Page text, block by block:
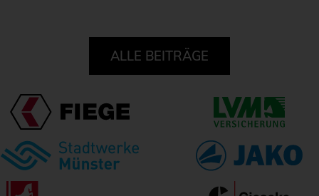
ALLE BEITRÄGE